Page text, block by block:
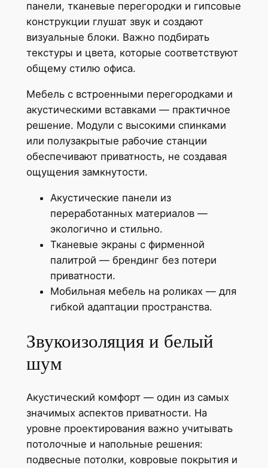
панели, тканевые перегородки и гипсовые
конструкции глушат звук и создают
визуальные блоки. Важно подбирать
текстуры и цвета, которые соответствуют
общему стилю офиса.
Мебель с встроенными перегородками и
акустическими вставками — практичное
решение. Модули с высокими спинками
или полузакрытые рабочие станции
обеспечивают приватность, не создавая
ощущения замкнутости.
Акустические панели из
переработанных материалов —
экологично и стильно.
Тканевые экраны с фирменной
палитрой — брендинг без потери
приватности.
Мобильная мебель на роликах — для
гибкой адаптации пространства.
Звукоизоляция и белый
шум
Акустический комфорт — один из самых
значимых аспектов приватности. На
уровне проектирования важно учитывать
потолочные и напольные решения:
подвесные потолки, ковровые покрытия и